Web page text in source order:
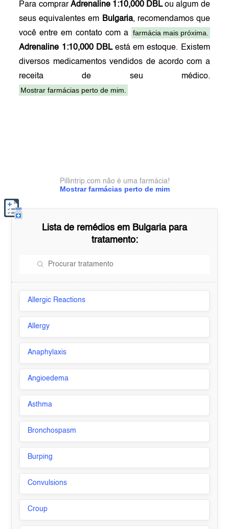
Para comprarAdrenaline 1:10,000 DBLou algum de
seus equivalentes em Bulgaria, recomendamos que
você entre em contato com a farmácia mais próxima.
Adrenaline 1:10,000 DBLestá em estoque. Existem
diversos medicamentos vendidos de acordo com a
receita de seu médico.
Mostrar farmácias perto de mim.
Mostrar farmácias perto de mim
Pillintrip.com não é uma farmácia!
Lista de remédios em Bulgariapara
tratamento:
Allergic Reactions
Allergy
Anaphylaxis
Angioedema
Asthma
Bronchospasm
Burping
Convulsions
Croup